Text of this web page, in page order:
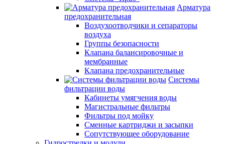
Арматура
предохранительная
Воздухоотводчики и сепараторы
воздуха
Группы безопасности
Клапана балансировочные и
мембранные
Клапана предохранительные
Системы
фильтрации воды
Кабинеты умягчения воды
Магистральные фильтры
Фильтры под мойку
Сменные картриджи и засыпки
Сопутствующее оборудование